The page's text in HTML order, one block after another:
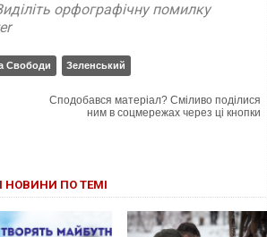
орфографічну помилку
Свободи Зеленський
Сподобався матеріал? Сміливо поділися
ним в соцмережах через ці кнопки
НОВИНИ ПО ТЕМІ